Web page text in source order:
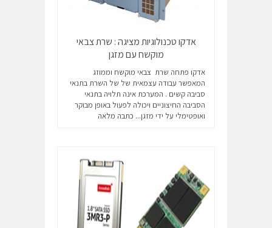
אדקו טכנולוגיות מציגה : שרת צבאי
מוקשח עם מזגן
אדקו פתחה שרת צבאי מוקשח וממוזג
המאפשר עבודה עצמאית של של השרת בתנאי
סביבה קשים . המערכת אינה תלויה בתנאי
הסביבה החיצוניים ויכולה לפעול באופן מבוקר
ואופטימלי על ידי מזגן... כתבה מלאה